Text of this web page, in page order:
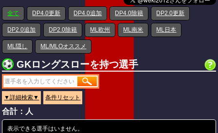
全て DP4.0更新 DP4.0追加 DP4.0除籍 DP2.0更新
DP2.0追加 DP2.0除籍 ML欧州 ML南米 ML日本
ML隠し ML/MLOオススメ
GKロングスローを持つ選手
▼詳細検索▼ 条件リセット
合計：人
表示できる選手はいません。